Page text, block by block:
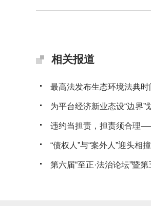
相关报道
最高法发布生态环境法典
为平台经济新业态设“边界
违约当担责，担责须合理
“债权人”与“案外人”迎头
第六届“至正·法治论坛”暨